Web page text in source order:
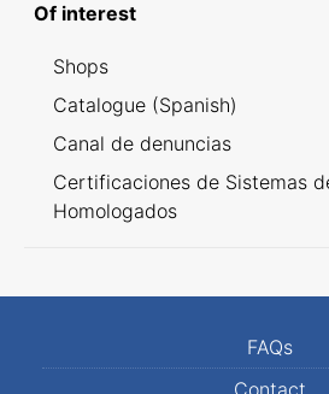
Of interest
Shops
Catalogue (Spanish)
Canal de denuncias
Certificaciones de Sistemas
Homologados
FAQs
Contact